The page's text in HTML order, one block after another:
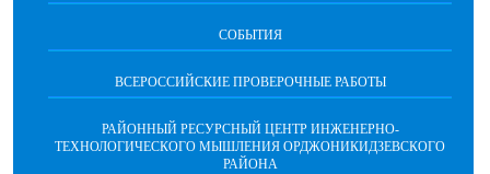
СОБЫТИЯ
ВСЕРОССИЙСКИЕ ПРОВЕРОЧНЫЕ РАБОТЫ
РАЙОННЫЙ РЕСУРСНЫЙ ЦЕНТР ИНЖЕНЕРНО-
ТЕХНОЛОГИЧЕСКОГО МЫШЛЕНИЯ ОРДЖОНИКИДЗЕВСКОГО
РАЙОНА